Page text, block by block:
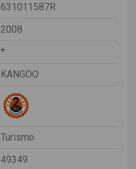
631011587R
2008
*
KANGOO
Turismo
49349